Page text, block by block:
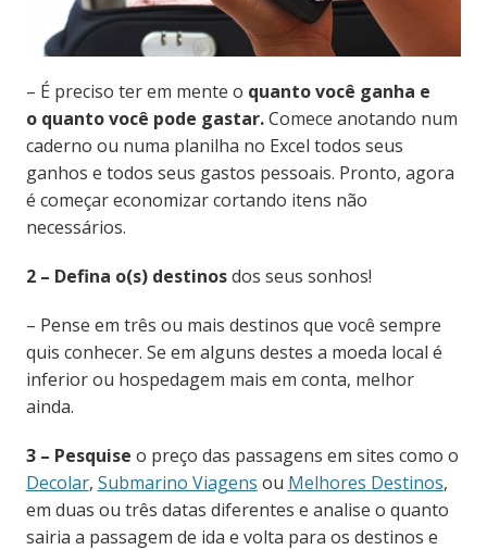
– É preciso ter em mente o quanto você ganha e
o quanto você pode gastar.Comece anotando num
caderno ou numa planilha no Excel todos seus
ganhos e todos seus gastos pessoais. Pronto, agora
é começar economizar cortando itens não
necessários.
2 – Defina o(s) destinosdos seus sonhos!
– Pense em três ou mais destinos que você sempre
quis conhecer. Se em alguns destes a moeda local é
inferior ou hospedagem mais em conta, melhor
ainda.
3 – Pesquise o preço das passagens em sites como o
Decolar, Submarino Viagens ou Melhores Destinos,
em duas ou três datas diferentes e analise o quanto
sairia a passagem de ida e volta para os destinos e